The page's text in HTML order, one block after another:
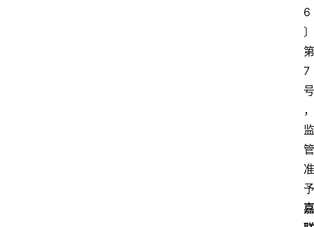
6
〕
第
7
号
，
监
管
准
予
嘉